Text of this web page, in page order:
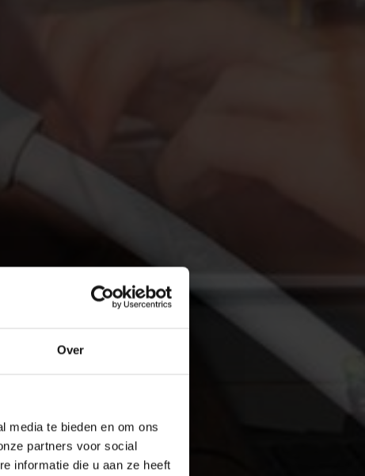
Over
media te bieden en om ons
partners voor social
informatie die u aan ze heeft